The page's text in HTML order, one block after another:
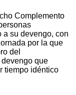
Complemento
a su devengo, con
por la que
del
que
tiempo idéntico